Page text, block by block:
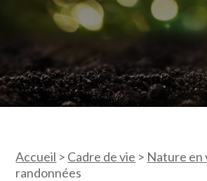
Accueil > Cadre de vie > Nature en
randonnées